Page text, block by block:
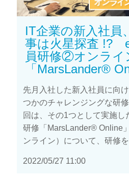
IT企業の新入社員
事は火星探査 !?
員研修②オンライ
「MarsLander®
先月入社した新入社員に向
つかのチャレンジングな研
回は、その1つとして実施し
研修「MarsLander® Online
ンライン）について、研修
2022/05/27 11:00